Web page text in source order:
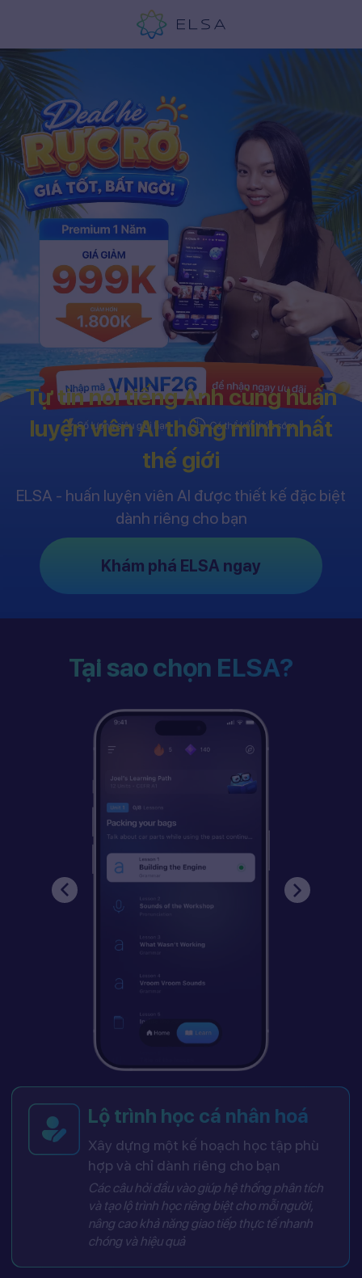
Tự tin nói tiếng Anh cùng huấn
luyện viên AI thông minh nhất
thế giới
ELSA - huấn luyện viên AI được thiết kế đặc biệt
dành riêng cho bạn
Khám phá ELSA ngay
Tại sao chọn ELSA?
Lộ trình học cá nhân hoá
Xây dựng một kế hoạch học tập phù
hợp và chỉ dành riêng cho bạn
Các câu hỏi đầu vào giúp hệ thống phân tích
và tạo lộ trình học riêng biệt cho mỗi người,
nâng cao khả năng giao tiếp thực tế nhanh
chóng và hiệu quả